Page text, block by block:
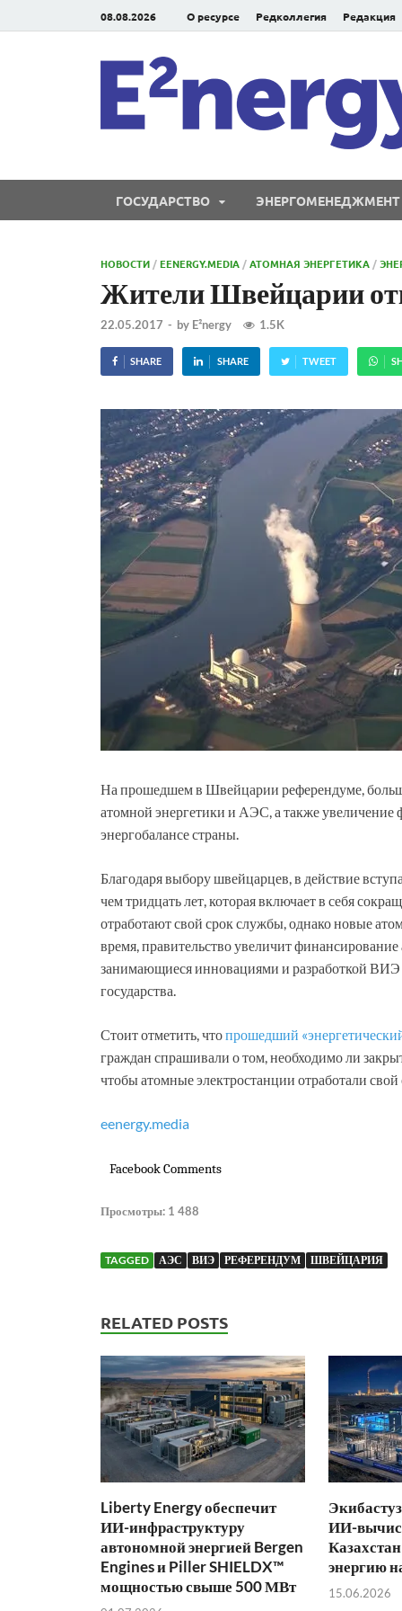
08.08.2026 О ресурсе Редколлегия Редакция
ГОСУДАРСТВО ЭНЕРГОМЕНЕДЖМЕНТ
НОВОСТИ /EENERGY.MEDIA /АТОМНАЯ ЭНЕРГЕТИКА /
Жители Швейцарии
22.05.2017 - by E²nergy 1.5K
SHARE SHARE TWEET
На прошедшем в Швейцарии референдуме,
атомной энергетики и АЭС, а также
энергобалансе страны.
Благодаря выбору швейцарцев, в действие
чем тридцать лет, которая включает в себя
отработают свой срок службы, однако новые
время, правительство увеличит
занимающиеся инновациями и разработкой
государства.
Стоит отметить, чтопрошедший
граждан спрашивали о том, необходимо ли
чтобы атомные электростанции отработали
eenergy.media
Facebook Comments
Просмотры: 1 488
TAGGED АЭС ВИЭ РЕФЕРЕНДУМ ШВЕЙЦАРИЯ
RELATED POSTS
Liberty Energy обеспечит
ИИ-инфраструктуру
автономной энергией Bergen
Engines и Piller SHIELDX™
мощностью свыше 500 МВт
ИИ-
энергию
15.06.2026